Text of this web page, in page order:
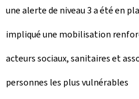
une alerte de niveau 3 a été en
impliqué une mobilisation
acteurs sociaux, sanitaires et
personnes les plus vulnérables